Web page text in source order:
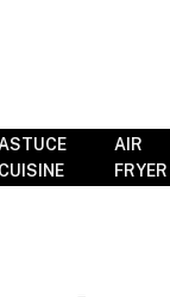
ASTUCE
CUISINE
AIR
FRYER